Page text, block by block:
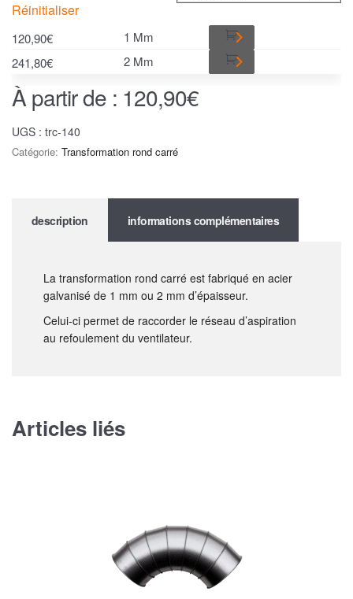
Réinitialiser
120,90€
1 Mm
241,80€ 2 Mm
À partir de : 120,90€
UGS : trc-140
Catégorie: Transformation rond carré
description informations complémentaires
La transformation rond carré est fabriqué en acier
galvanisé de 1 mm ou 2 mm d’épaisseur.
Celui-ci permet de raccorder le réseau d’aspiration
au refoulement du ventilateur.
Articles liés